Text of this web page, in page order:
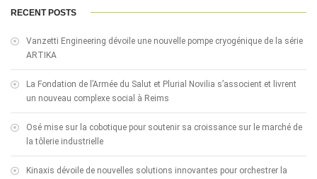
RECENT POSTS
Vanzetti Engineering dévoile une nouvelle pompe cryogénique de la série
ARTIKA
La Fondation de l’Armée du Salut et Plurial Novilia s’associent et livrent
un nouveau complexe social à Reims
Osé mise sur la cobotique pour soutenir sa croissance sur le marché de
la tôlerie industrielle
Kinaxis dévoile de nouvelles solutions innovantes pour orchestrer la